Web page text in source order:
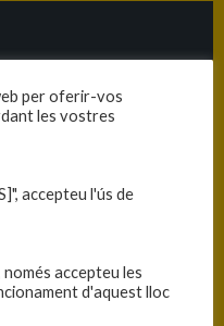
BLANES
per oferir-vos
les vostres
accepteu l'ús de
només accepteu les
d'aquest lloc